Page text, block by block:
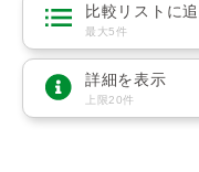
比較リストに
最大5件
詳細を表示
上限20件